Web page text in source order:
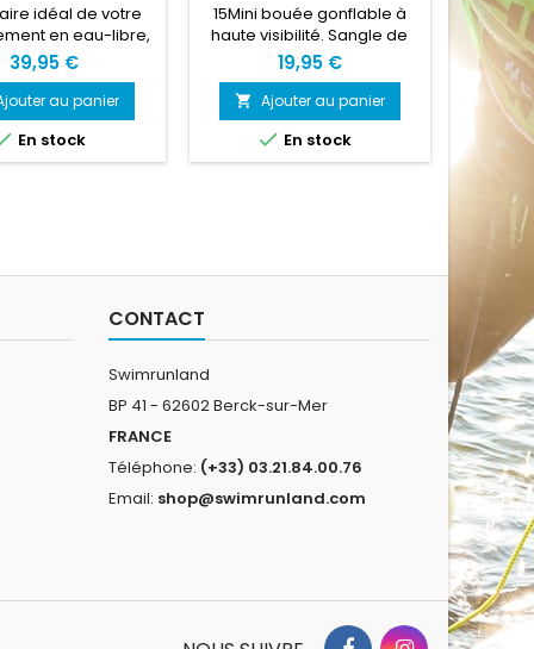
idéal de votre
en eau-libre,
safety buoy
d'emporter vos
personnelles dans
étanche
cet effet. Clés de
téléphone et
tranquillité ! Sa
d'attache avec
39,95 €
au panier
En stock
15Mini bouée gonflable à
haute visibilité. Sangle de
fixation. Equipée d'une
poignée pratique pour le
transport hors de l'eau.
Soupape de sécurité pour
le gonflage et le
dégonflage.
19,95 €
 Ajouter au panier
 En stock
CONTACT
Swimrunland
BP 41 - 62602 Berck-sur-Mer
FRANCE
Téléphone: (+33) 03.21.84.00.76
Email: shop@swimrunland.com